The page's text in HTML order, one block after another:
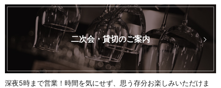
二次会・貸切のご案内
深夜5時まで営業！時間を気にせず、思う存分お楽しみいただけま